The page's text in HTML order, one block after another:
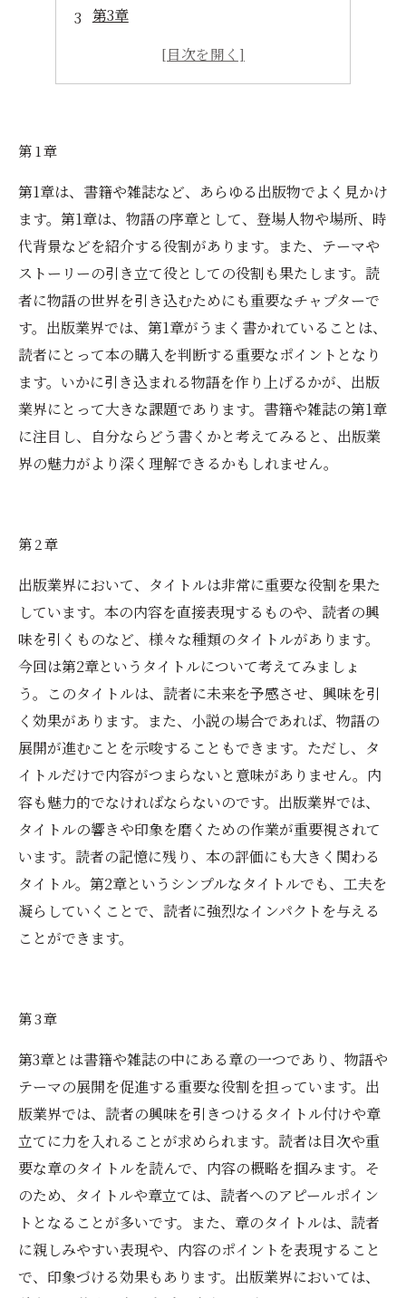
第3章
第1章
第1章は、書籍や雑誌など、あらゆる出版物でよく見かけ
ます。第1章は、物語の序章として、登場人物や場所、時
代背景などを紹介する役割があります。また、テーマや
ストーリーの引き立て役としての役割も果たします。読
者に物語の世界を引き込むためにも重要なチャプターで
す。出版業界では、第1章がうまく書かれていることは、
読者にとって本の購入を判断する重要なポイントとなり
ます。いかに引き込まれる物語を作り上げるかが、出版
業界にとって大きな課題であります。書籍や雑誌の第1章
に注目し、自分ならどう書くかと考えてみると、出版業
界の魅力がより深く理解できるかもしれません。
第2章
出版業界において、タイトルは非常に重要な役割を果た
しています。本の内容を直接表現するものや、読者の興
味を引くものなど、様々な種類のタイトルがあります。
今回は第2章というタイトルについて考えてみましょ
う。このタイトルは、読者に未来を予感させ、興味を引
く効果があります。また、小説の場合であれば、物語の
展開が進むことを示唆することもできます。ただし、タ
イトルだけで内容がつまらないと意味がありません。内
容も魅力的でなければならないのです。出版業界では、
タイトルの響きや印象を磨くための作業が重要視されて
います。読者の記憶に残り、本の評価にも大きく関わる
タイトル。第2章というシンプルなタイトルでも、工夫を
凝らしていくことで、読者に強烈なインパクトを与える
ことができます。
第3章
第3章とは書籍や雑誌の中にある章の一つであり、物語や
テーマの展開を促進する重要な役割を担っています。出
版業界では、読者の興味を引きつけるタイトル付けや章
立てに力を入れることが求められます。読者は目次や重
要な章のタイトルを読んで、内容の概略を掴みます。そ
のため、タイトルや章立ては、読者へのアピールポイン
トとなることが多いです。また、章のタイトルは、読者
に親しみやすい表現や、内容のポイントを表現すること
で、印象づける効果もあります。出版業界においては、